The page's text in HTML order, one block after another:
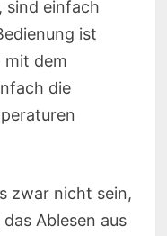
sind einfach
ist
mit dem
die
zwar nicht sein,
Ablesen aus